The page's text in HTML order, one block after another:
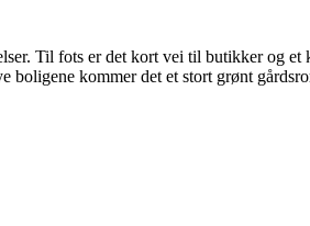
Til fots er det kort vei til butikker og
kommer det et stort grønt